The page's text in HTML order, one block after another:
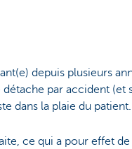
depuis plusieurs
par accident (et
dans la plaie du patient.
ce qui a pour effet